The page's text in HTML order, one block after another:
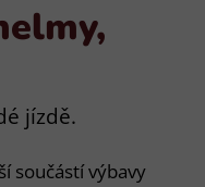
jízdě.
součástí výbavy